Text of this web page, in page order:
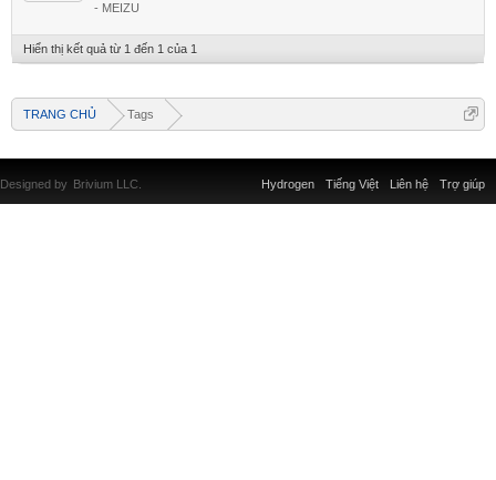
- MEIZU
Hiển thị kết quả từ 1 đến 1 của 1
TRANG CHỦ Tags
Liên hệ Trợ giúp
Hydrogen Tiếng Việt
Designed by Brivium LLC.